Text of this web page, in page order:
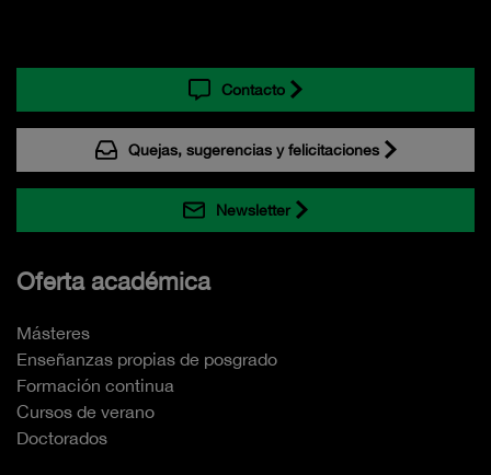
Contacto
Quejas, sugerencias y felicitaciones
Newsletter
Oferta académica
Másteres
Enseñanzas propias de posgrado
Formación continua
Cursos de verano
Doctorados